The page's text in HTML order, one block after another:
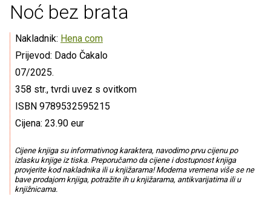
Noć bez brata
Nakladnik: Hena com
Prijevod: Dado Čakalo
07/2025.
358 str., tvrdi uvez s ovitkom
ISBN 9789532595215
Cijena: 23.90 eur
Cijene knjiga su informativnog karaktera, navodimo prvu cijenu po
izlasku knjige iz tiska. Preporučamo da cijene i dostupnost knjiga
provjerite kod nakladnika ili u knjižarama! Moderna vremena više se ne
bave prodajom knjiga, potražite ih u knjižarama, antikvarijatima ili u
knjižnicama.